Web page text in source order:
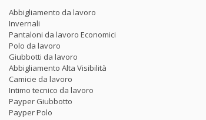
Abbigliamento da lavoro
Invernali
Pantaloni da lavoro Economici
Polo da lavoro
Giubbotti da lavoro
Abbigliamento Alta Visibilità
Camicie da lavoro
Intimo tecnico da lavoro
Payper Giubbotto
Payper Polo